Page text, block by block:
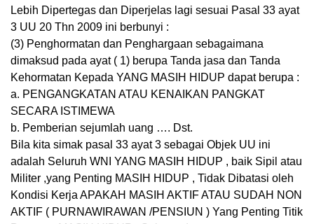
Lebih Dipertegas dan Diperjelas lagi sesuai Pasal 33 ayat
3 UU 20 Thn 2009 ini berbunyi :
(3) Penghormatan dan Penghargaan sebagaimana
dimaksud pada ayat ( 1) berupa Tanda jasa dan Tanda
Kehormatan Kepada YANG MASIH HIDUP dapat berupa :
a. PENGANGKATAN ATAU KENAIKAN PANGKAT
SECARA ISTIMEWA
b. Pemberian sejumlah uang …. Dst.
Bila kita simak pasal 33 ayat 3 sebagai Objek UU ini
adalah Seluruh WNI YANG MASIH HIDUP , baik Sipil atau
Militer ,yang Penting MASIH HIDUP , Tidak Dibatasi oleh
Kondisi Kerja APAKAH MASIH AKTIF ATAU SUDAH NON
AKTIF ( PURNAWIRAWAN /PENSIUN ) Yang Penting Titik